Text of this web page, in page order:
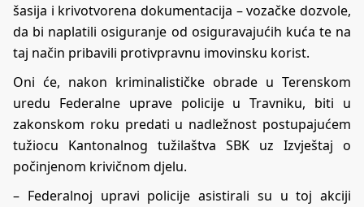
šasija i krivotvorena dokumentacija – vozačke dozvole,
da bi naplatili osiguranje od osiguravajućih kuća te na
taj način pribavili protivpravnu imovinsku korist.
Oni će, nakon kriminalističke obrade u Terenskom
uredu Federalne uprave policije u Travniku, biti u
zakonskom roku predati u nadležnost postupajućem
tužiocu Kantonalnog tužilaštva SBK uz Izvještaj o
počinjenom krivičnom djelu.
– Federalnoj upravi policije asistirali su u toj akciji